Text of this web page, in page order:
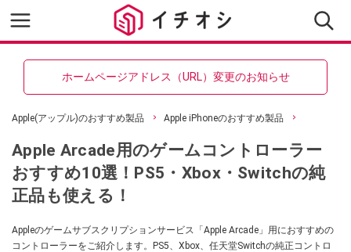
ホームページアドレス（URL）変更のお知らせ
Apple(アップル)のおすすめ製品 Apple iPhoneのおすすめ製品
Apple Arcade用のゲームコントローラー
おすすめ10選！PS5・Xbox・Switchの純
正品も使える！
Appleのゲームサブスクリプションサービス「Apple Arcade」用におすすめの
コントローラーをご紹介します。PS5、Xbox、任天堂Switchの純正コントロ